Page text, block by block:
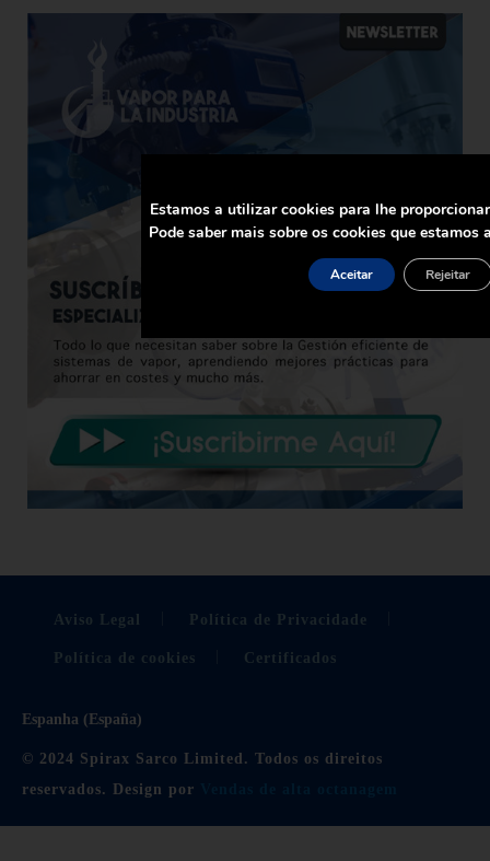
Aviso Legal Política de Privacidade
Política de cookies Certificados
Espanha (España)
© 2024 Spirax Sarco Limited. Todos os direitos
reservados. Design por
Estamos a utilizar cookies para lhe
Pode saber mais sobre os cookies que
Aceitar Rejeitar